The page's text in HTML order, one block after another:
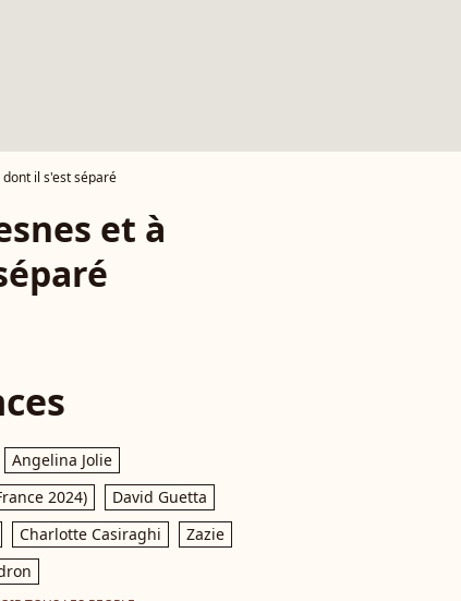
il s'est séparé
et à
Angelina Jolie
2024)
David Guetta
Charlotte Casiraghi
Zazie